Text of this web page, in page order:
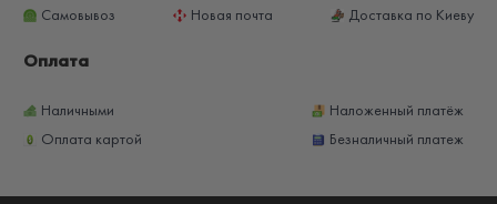
Самовывоз Новая почта Доставка по Киеву
Оплата
Наличными
Наложенный платёж
Оплата картой
Безналичный платеж